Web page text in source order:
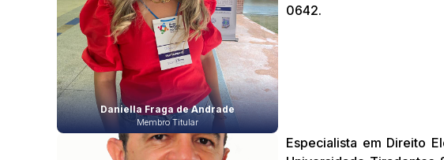
Daniella Fraga de Andrade
Membro Titular
0642.
Especialista em Direito